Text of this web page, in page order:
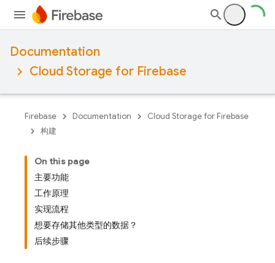
Documentation
Cloud Storage for Firebase
Firebase Documentation
Cloud Storage for Firebase
构建
On this page
主要功能
工作原理
实现流程
想要存储其他类型的数据？
后续步骤